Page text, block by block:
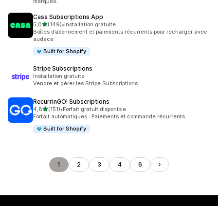
Casa Subscriptions App
5,0étoile(s) sur 5
(149)
149 avis au total
•Installation gratuite
Boîtes d’abonnement et paiements récurrents pour recharger avec
audace
Built for Shopify
Stripe Subscriptions
Installation gratuite
Vendre et gérer les Stripe Subscriptions
RecurrinGO! Subscriptions
4,8étoile(s) sur 5
(151)
151 avis au total
•Forfait gratuit disponible
Forfait automatiques : Paiements et commande récurrents.
Built for Shopify
1 2 3 4 6